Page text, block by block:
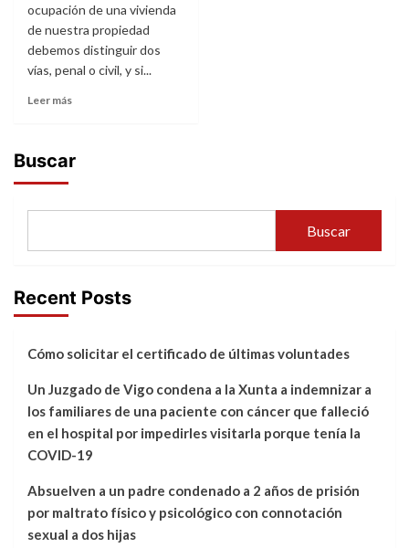
ocupación de una vivienda
de nuestra propiedad
debemos distinguir dos
vías, penal o civil, y si...
Leer más
Buscar
Buscar
Recent Posts
Cómo solicitar el certificado de últimas voluntades
Un Juzgado de Vigo condena a la Xunta a indemnizar a
los familiares de una paciente con cáncer que falleció
en el hospital por impedirles visitarla porque tenía la
COVID-19
Absuelven a un padre condenado a 2 años de prisión
por maltrato físico y psicológico con connotación
sexual a dos hijas